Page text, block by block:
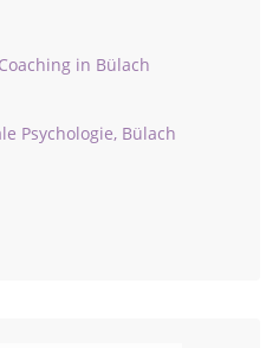
in Bülach
Psychologie, Bülach